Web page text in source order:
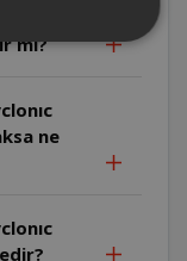
mi?
ne